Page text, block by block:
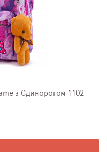
Winner / SkyName з Єдинорогом 1102